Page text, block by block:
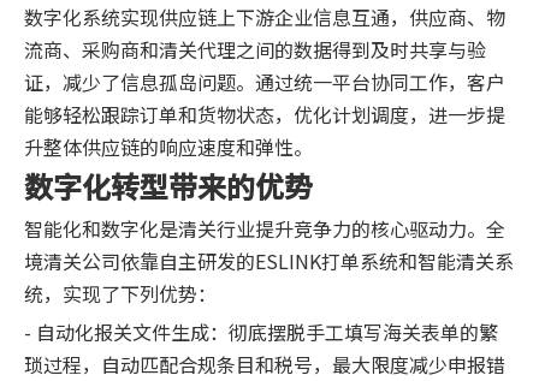
数字化系统实现供应链上下游企业信息互通，供应商、物
流商、采购商和清关代理之间的数据得到及时共享与验
证，减少了信息孤岛问题。通过统一平台协同工作，客户
能够轻松跟踪订单和货物状态，优化计划调度，进一步提
升整体供应链的响应速度和弹性。
数字化转型带来的优势
智能化和数字化是清关行业提升竞争力的核心驱动力。全
境清关公司依靠自主研发的ESLINK打单系统和智能清关系
统，实现了下列优势：
- 自动化报关文件生成：彻底摆脱手工填写海关表单的繁
琐过程，自动匹配合规条目和税号，最大限度减少申报错